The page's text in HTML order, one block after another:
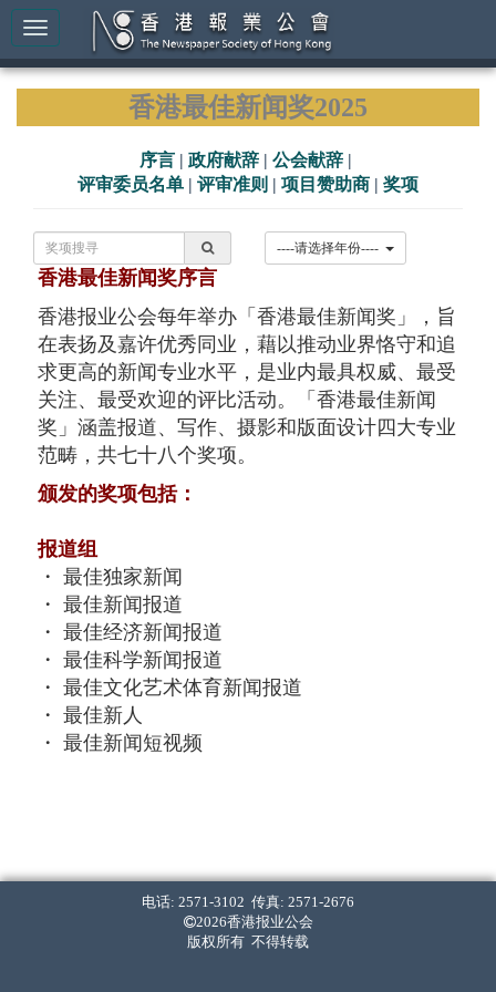
香港最佳新闻奖2025
序言 | 政府献辞 | 公会献辞 |
评审委员名单 | 评审准则 | 项目赞助商 | 奖项
香港最佳新闻奖序言
香港报业公会每年举办「香港最佳新闻奖」，旨
在表扬及嘉许优秀同业，藉以推动业界恪守和追
求更高的新闻专业水平，是业内最具权威、最受
关注、最受欢迎的评比活动。「香港最佳新闻
奖」涵盖报道、写作、摄影和版面设计四大专业
范畴，共七十八个奖项。
颁发的奖项包括：
报道组
・ 最佳独家新闻
・ 最佳新闻报道
・ 最佳经济新闻报道
・ 最佳科学新闻报道
・ 最佳文化艺术体育新闻报道
・ 最佳新人
・ 最佳新闻短视频
・ 最佳新闻写作 (英文组)
・ 最佳经济新闻写作 (英文组)
・ 最佳标题 (英文组)
电话: 2571-3102 传真: 2571-2676
2026香港报业公会
版权所有 不得转载